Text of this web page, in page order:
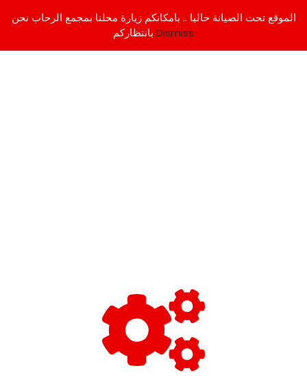
الموقع تحت الصيانة حاليا .. بامكانكم زيارة محلنا بمجمع الرحاب نحن
Dismiss